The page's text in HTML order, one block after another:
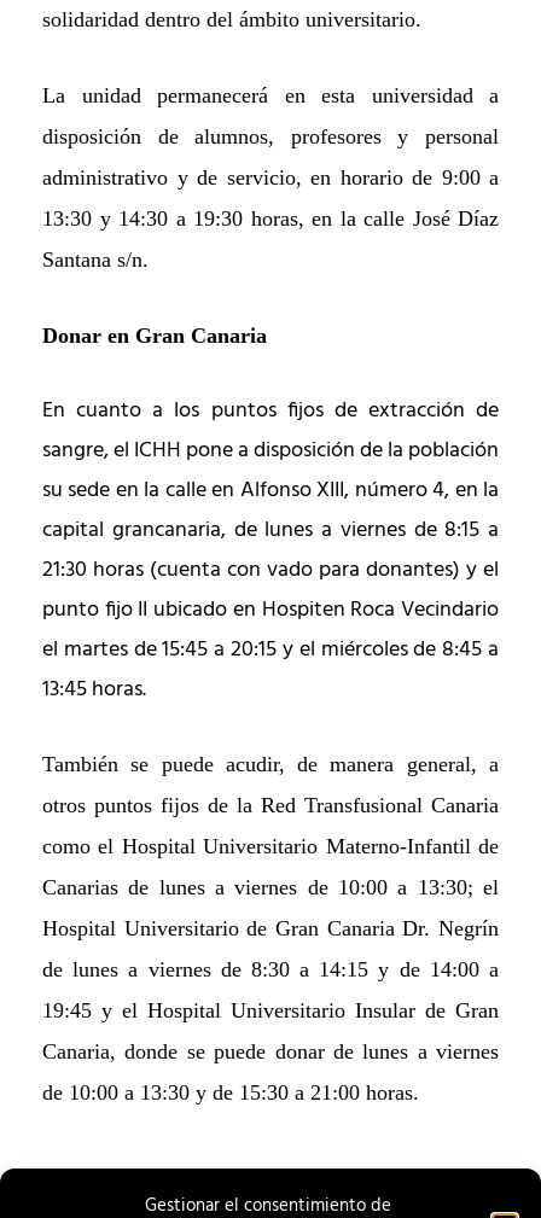
Gestionar el consentimiento de
solidaridad dentro del ámbito universitario.
La unidad permanecerá en esta universidad a
disposición de alumnos, profesores y personal
administrativo y de servicio, en horario de 9:00 a
13:30 y 14:30 a 19:30 horas, en la calle José Díaz
Santana s/n.
Donar en Gran Canaria
En cuanto a los puntos fijos de extracción de
sangre, el ICHH pone a disposición de la población
su sede en la calle en Alfonso XIII, número 4, en la
capital grancanaria, de lunes a viernes de 8:15 a
21:30 horas (cuenta con vado para donantes) y el
punto fijo II ubicado en Hospiten Roca Vecindario
el martes de 15:45 a 20:15 y el miércoles de 8:45 a
13:45 horas.
También se puede acudir, de manera general, a
otros puntos fijos de la Red Transfusional Canaria
como el Hospital Universitario Materno-Infantil de
Canarias de lunes a viernes de 10:00 a 13:30; el
Hospital Universitario de Gran Canaria Dr. Negrín
de lunes a viernes de 8:30 a 14:15 y de 14:00 a
19:45 y el Hospital Universitario Insular de Gran
Canaria, donde se puede donar de lunes a viernes
de 10:00 a 13:30 y de 15:30 a 21:00 horas.